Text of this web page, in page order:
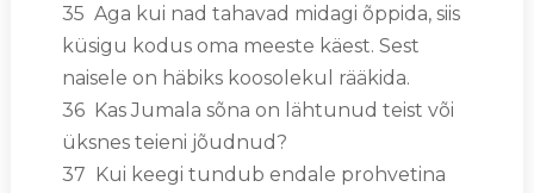
35 Aga kui nad tahavad midagi õppida, siis
küsigu kodus oma meeste käest. Sest
naisele on häbiks koosolekul rääkida.
36 Kas Jumala sõna on lähtunud teist või
üksnes teieni jõudnud?
37 Kui keegi tundub endale prohvetina